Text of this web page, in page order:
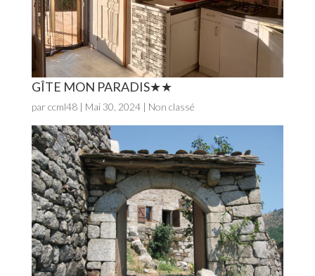
GÎTE MON PARADIS
par ccml48| Mai 30, 2024| Non classé